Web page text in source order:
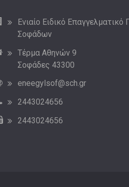
Ενιαίο Ειδικό Επαγγελματικό
Σοφάδων
Τέρμα Αθηνών 9
Σοφάδες 43300
eneegylsof@sch.gr
2443024656
2443024656